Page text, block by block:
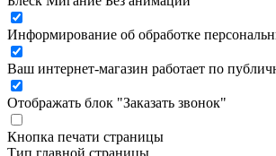
Информирование об обработке
Ваш интернет-магазин работает по
Отображать блок "Заказать звонок"
Кнопка печати страницы
Тип главной страницы